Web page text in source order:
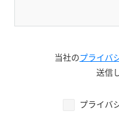
当社のプライバ
送信
プライバ